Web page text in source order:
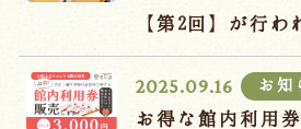
【第2回】が行わ
2025.09.16 お知
お得な館内利用